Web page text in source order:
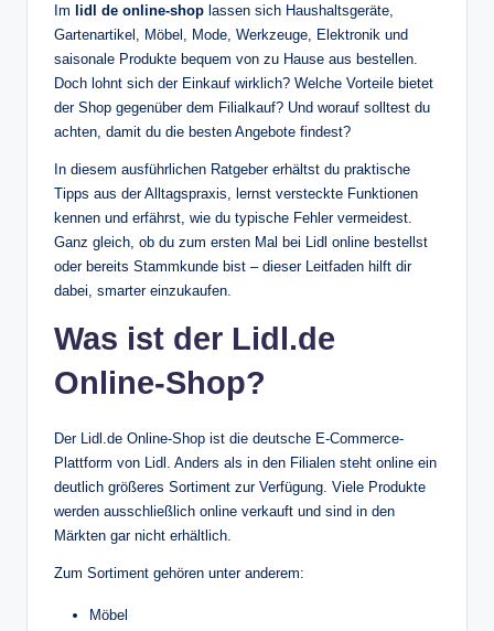
Im lidl de online-shop lassen sich Haushaltsgeräte,
Gartenartikel, Möbel, Mode, Werkzeuge, Elektronik und
saisonale Produkte bequem von zu Hause aus bestellen.
Doch lohnt sich der Einkauf wirklich? Welche Vorteile bietet
der Shop gegenüber dem Filialkauf? Und worauf solltest du
achten, damit du die besten Angebote findest?
In diesem ausführlichen Ratgeber erhältst du praktische
Tipps aus der Alltagspraxis, lernst versteckte Funktionen
kennen und erfährst, wie du typische Fehler vermeidest.
Ganz gleich, ob du zum ersten Mal bei Lidl online bestellst
oder bereits Stammkunde bist – dieser Leitfaden hilft dir
dabei, smarter einzukaufen.
Was ist der Lidl.de
Online-Shop?
Der Lidl.de Online-Shop ist die deutsche E-Commerce-
Plattform von Lidl. Anders als in den Filialen steht online ein
deutlich größeres Sortiment zur Verfügung. Viele Produkte
werden ausschließlich online verkauft und sind in den
Märkten gar nicht erhältlich.
Zum Sortiment gehören unter anderem:
Möbel